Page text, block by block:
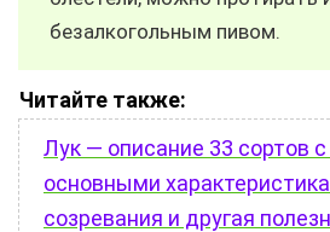
безалкогольным пивом.
Читайте также:
Лук — описание 33 сортов
основными
созревания и другая